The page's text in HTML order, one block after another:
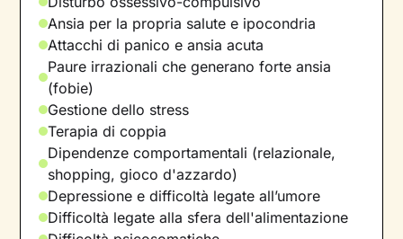
Ansia per la propria salute e ipocondria
Attacchi di panico e ansia acuta
Paure irrazionali che generano forte ansia
(fobie)
Gestione dello stress
Terapia di coppia
Dipendenze comportamentali (relazionale,
shopping, gioco d'azzardo)
Depressione e difficoltà legate all’umore
Difficoltà legate alla sfera dell'alimentazione